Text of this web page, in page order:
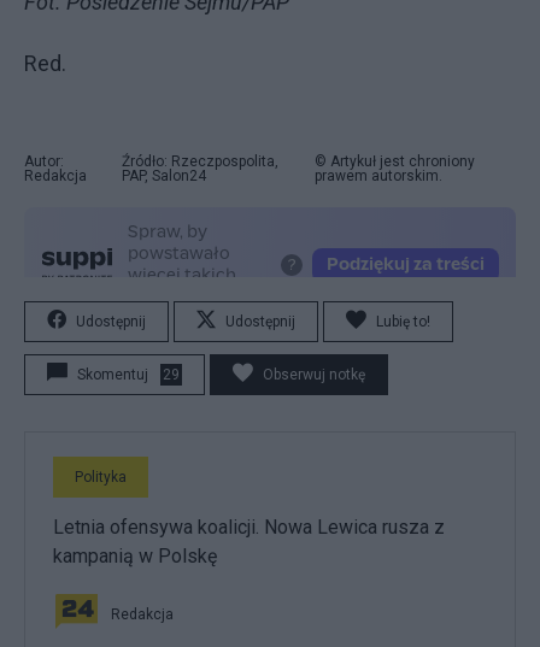
Red.
Autor:
Redakcja
Źródło: Rzeczpospolita,
PAP, Salon24
© Artykuł jest chroniony
prawem autorskim.
Udostępnij Udostępnij Lubię to!
Skomentuj 29 Obserwuj notkę
Polityka
Letnia ofensywa koalicji. Nowa Lewica rusza z
kampanią w Polskę
Redakcja